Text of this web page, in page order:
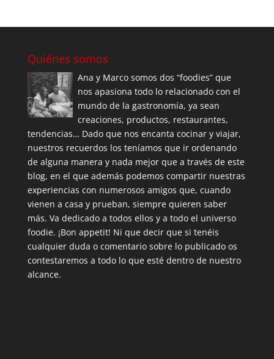
Quiénes somos
Ana y Marco somos dos “foodies” que
nos apasiona todo lo relacionado con el
mundo de la gastronomía, ya sean
creaciones, productos, restaurantes,
tendencias… Dado que nos encanta cocinar y viajar,
nuestros recuerdos los teníamos que ir ordenando
de alguna manera y nada mejor que a través de este
blog, en el que además podemos compartir nuestras
experiencias con numerosos amigos que, cuando
vienen a casa y prueban, siempre quieren saber
más. Va dedicado a todos ellos y a todo el universo
foodie. ¡Bon appetit! Ni que decir que si tenéis
cualquier duda o comentario sobre lo publicado os
contestaremos a todo lo que esté dentro de nuestro
alcance.